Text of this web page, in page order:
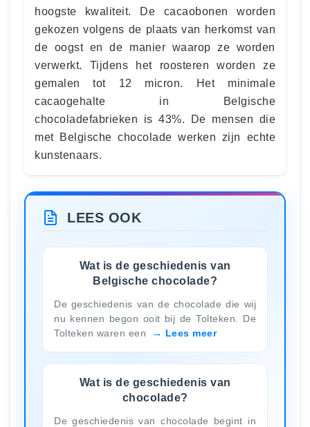
hoogste kwaliteit. De cacaobonen worden
gekozen volgens de plaats van herkomst van
de oogst en de manier waarop ze worden
verwerkt. Tijdens het roosteren worden ze
gemalen tot 12 micron. Het minimale
cacaogehalte in Belgische
chocoladefabrieken is 43%. De mensen die
met Belgische chocolade werken zijn echte
kunstenaars.
LEES OOK
Wat is de geschiedenis van
Belgische chocolade?
De geschiedenis van de chocolade die wij
nu kennen begon ooit bij de Tolteken. De
Tolteken waren een
Lees meer
Wat is de geschiedenis van
chocolade?
De geschiedenis van chocolade begint in